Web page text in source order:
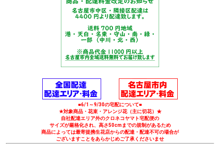
■6/1～9/30の宅配について■
★対象商品・花束・アレンジ花（主に切花）★
自社配達エリア外のクロネコヤマト宅配便の
サイズが厳格化され、高さ50cmまでの規制があるため
商品によっては最寄提携生花店からの配達・配達不可の場合が
ございますことをあらかじめご了承くださいませ